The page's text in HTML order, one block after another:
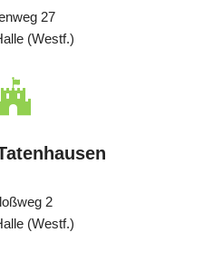
27
(Westf.)
2
(Westf.)